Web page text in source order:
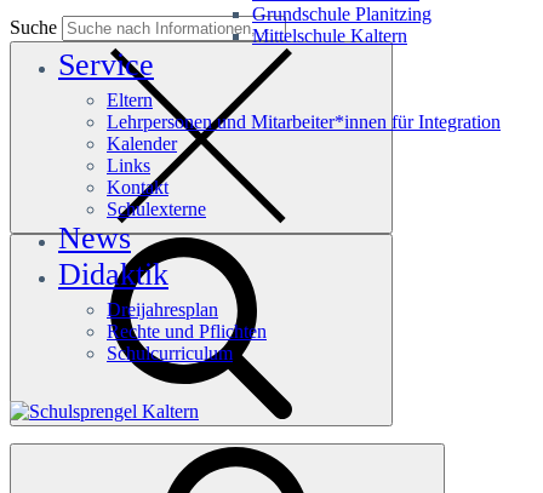
Grundschule Planitzing
Mittelschule Kaltern
Service
Eltern
Lehrpersonen und Mitarbeiter*innen für Integration
Kalender
Links
Kontakt
Schulexterne
News
Didaktik
Dreijahresplan
Rechte und Pflichten
Schulcurriculum
Suche
Häufige Suchanfragen